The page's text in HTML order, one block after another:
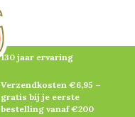
130 jaar ervaring
Verzendkosten €6,95 –
gratis bij je eerste
bestelling vanaf €200